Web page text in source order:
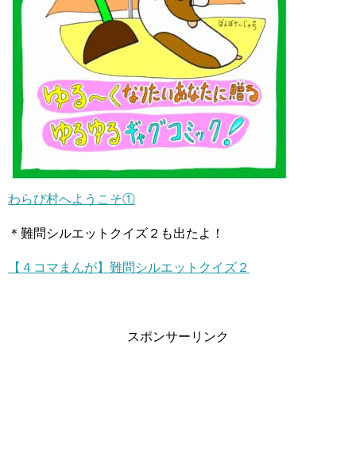
わらび村へようこそ①
＊難問シルエットクイズ２も出たよ！
【４コマまんが】難問シルエットクイズ２
スポンサーリンク